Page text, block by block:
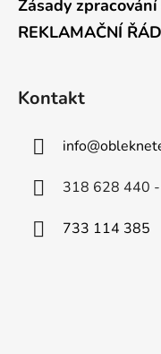
Zásady
REKLAMAČNÍ ŘÁD
Kontakt
info@
318 628 440
733 114 385